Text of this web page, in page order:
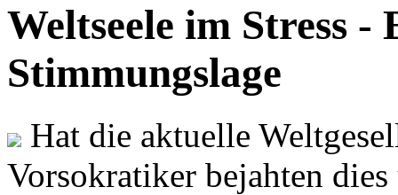
Weltseele im Stress -
Stimmungslage
Hat die aktuelle
Vorsokratiker bejahten